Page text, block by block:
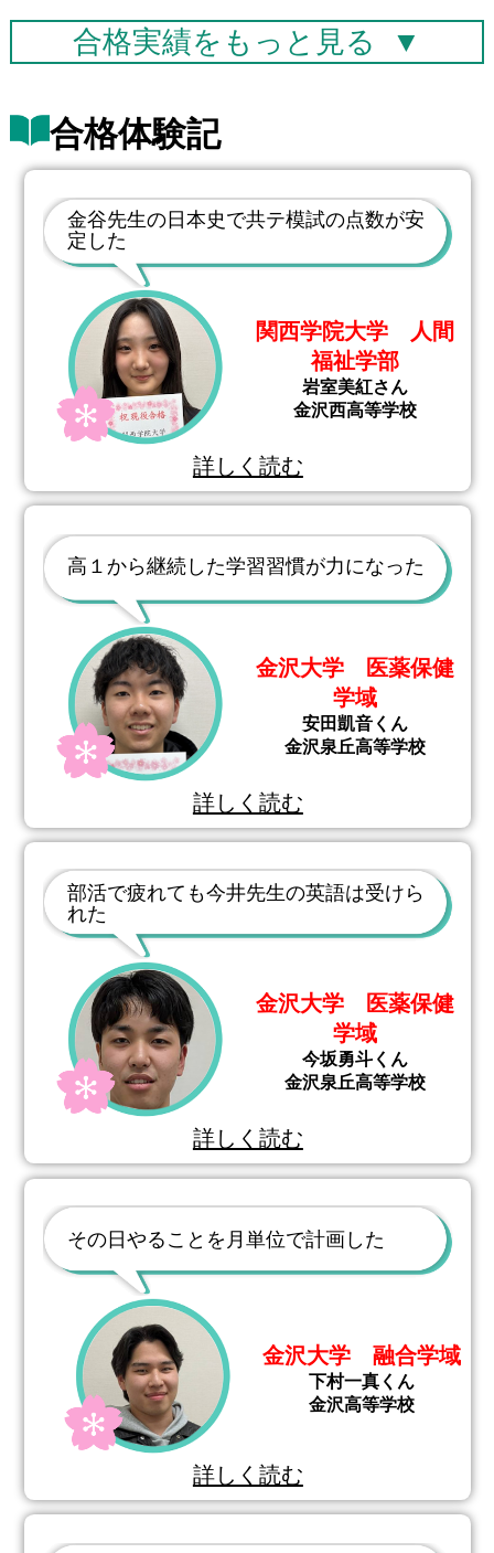
合格実績を もっと見る ▼
合格体験記
金谷先生の日本史で共テ模試の点数が安
定した
関西学院大学 人間
福祉学部
岩室美紅さん
金沢西高等学校
詳しく読む
高１から継続した学習習慣が力になった
金沢大学 医薬保健
学域
安田凱音くん
金沢泉丘高等学校
詳しく読む
部活で疲れても今井先生の英語は受けら
れた
金沢大学 医薬保健
学域
今坂勇斗くん
金沢泉丘高等学校
詳しく読む
その日やることを月単位で計画した
金沢大学 融合学域
下村一真くん
金沢高等学校
詳しく読む